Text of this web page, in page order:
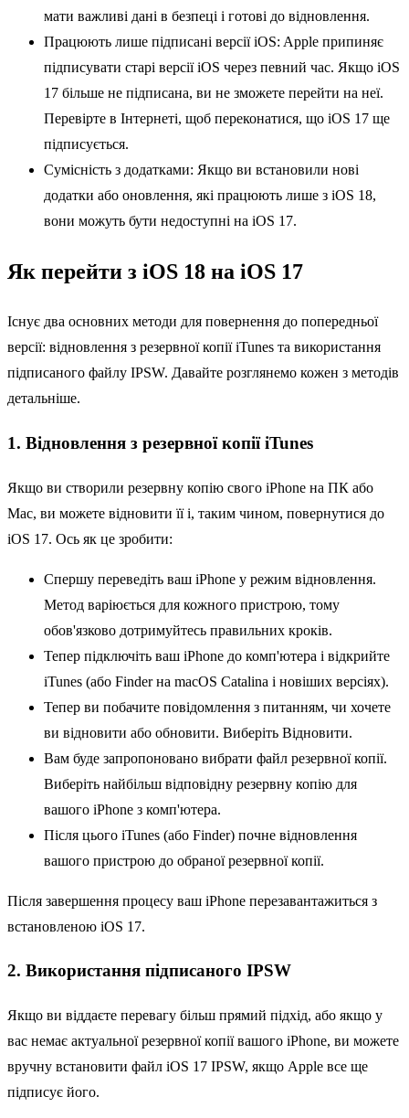
мати важливі дані в безпеці і готові до відновлення.
Працюють лише підписані версії iOS: Apple припиняє
підписувати старі версії iOS через певний час. Якщо iOS
17 більше не підписана, ви не зможете перейти на неї.
Перевірте в Інтернеті, щоб переконатися, що iOS 17 ще
підписується.
Сумісність з додатками: Якщо ви встановили нові
додатки або оновлення, які працюють лише з iOS 18,
вони можуть бути недоступні на iOS 17.
Як перейти з iOS 18 на iOS 17
Існує два основних методи для повернення до попередньої
версії: відновлення з резервної копії iTunes та використання
підписаного файлу IPSW. Давайте розглянемо кожен з методів
детальніше.
1. Відновлення з резервної копії iTunes
Якщо ви створили резервну копію свого iPhone на ПК або
Mac, ви можете відновити її і, таким чином, повернутися до
iOS 17. Ось як це зробити:
Спершу переведіть ваш iPhone у режим відновлення.
Метод варіюється для кожного пристрою, тому
обов'язково дотримуйтесь правильних кроків.
Тепер підключіть ваш iPhone до комп'ютера і відкрийте
iTunes (або Finder на macOS Catalina і новіших версіях).
Тепер ви побачите повідомлення з питанням, чи хочете
ви відновити або обновити. Виберіть Відновити.
Вам буде запропоновано вибрати файл резервної копії.
Виберіть найбільш відповідну резервну копію для
вашого iPhone з комп'ютера.
Після цього iTunes (або Finder) почне відновлення
вашого пристрою до обраної резервної копії.
Після завершення процесу ваш iPhone перезавантажиться з
встановленою iOS 17.
2. Використання підписаного IPSW
Якщо ви віддаєте перевагу більш прямий підхід, або якщо у
вас немає актуальної резервної копії вашого iPhone, ви можете
вручну встановити файл iOS 17 IPSW, якщо Apple все ще
підписує його.